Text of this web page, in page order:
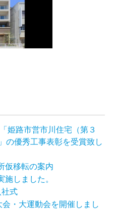
姫路市営市川住宅（第３
の優秀工事表彰を受賞致し
仮移転の案内
施しました。
式
・大運動会を開催しまし